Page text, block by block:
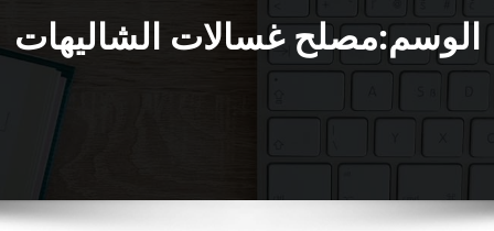
الوسم:مصلح غسالات الشاليهات